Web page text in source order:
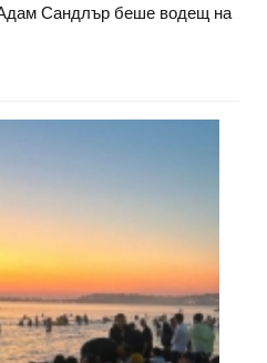
Сандлър беше водещ на